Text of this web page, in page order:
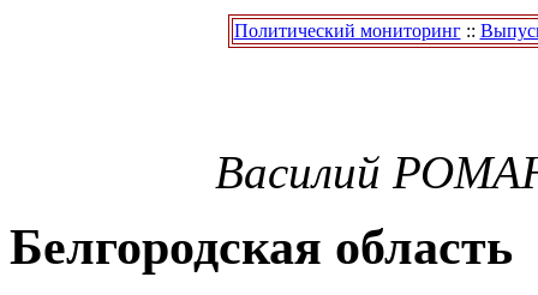
Политический мониторинг::
Василий
Белгородская область